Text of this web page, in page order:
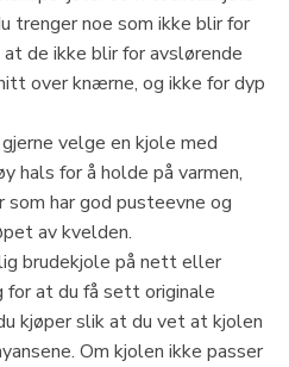
trenger noe som ikke blir for
de ikke blir for avslørende
over knærne, og ikke for dyp
velge en kjole med
hals for å holde på varmen,
har god pusteevne og
av kvelden.
brudekjole på nett eller
for at du få sett originale
kjøper slik at du vet at kjolen
Om kjolen ikke passer